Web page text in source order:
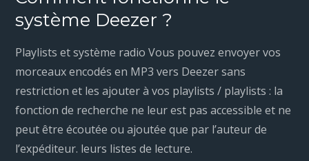
système Deezer ?
Playlists et système radio Vous pouvez envoyer vos
morceaux encodés en MP3 vers Deezer sans
restriction et les ajouter à vos playlists / playlists : la
fonction de recherche ne leur est pas accessible et ne
peut être écoutée ou ajoutée que par l’auteur de
l’expéditeur. leurs listes de lecture.